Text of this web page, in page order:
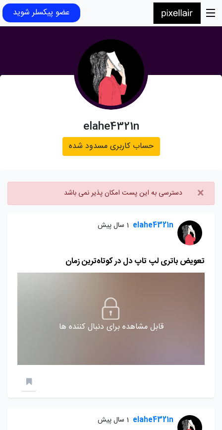
عضو پیکسلر شوید
elahe4321n
حساب کاربری مسدود شده
× دسترسی به این پست امکان پذیر نمی باشد
elahe4321n 1 سال پیش
تعویض باتری لپ تاپ دل در کوتاه‌ترین زمان
قابل مشاهده برای دنبال کننده ها
elahe4321n 1 سال پیش